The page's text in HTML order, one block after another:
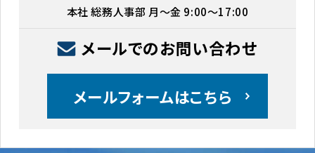
本社 総務人事部 月〜金 9:00〜17:00
メールでのお問い合わせ
メールフォームはこちら